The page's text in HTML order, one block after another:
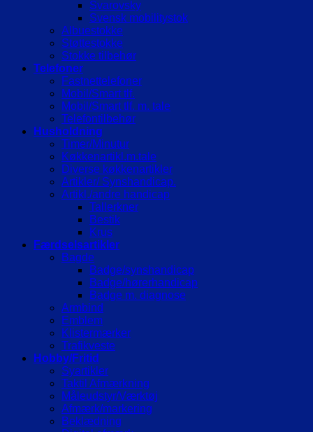
Svarovsky
Svensk mobilitystok
Albuestokke
Støttestokke
Stokke tilbehør
Telefoner
Fastnettelefoner
Mobil/Smart tlf.
Mobil/Smart tlf. m. tale
Telefontilbehør
Husholdning
Timer/Minutur
Køkkenartikl.m.tale
Diverse køkkenartikler
Artikler/ Synshandicap.
Artikl./andre handicap
Tallerkner
Bestik
Krus
Færdselsartikler
Bagde
Badge/synshandicap
Badge/hørerhandicap
Badge m. diagnose
Armbind
Emblem
Klistermærker
Trafikveste
Hobby/Fritid
Syartikler
Taktil Afmærkning
Måleudstyr/Værktøj
Afmærk/markering
Beklædning